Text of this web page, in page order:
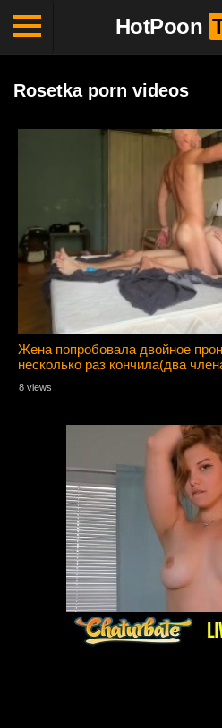
HotPoon
Rosetka porn videos
Жена попробовала двойное
несколько раз кончила(два
8 views